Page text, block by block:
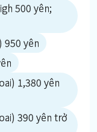
500 yên;
950 yên
1,380 yên
390 yên trở